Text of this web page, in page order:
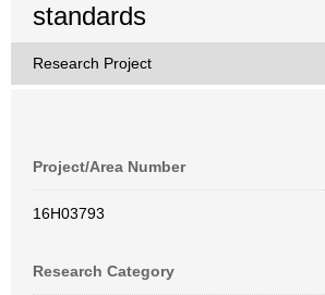
standards
Research Project
Project/Area Number
16H03793
Research Category